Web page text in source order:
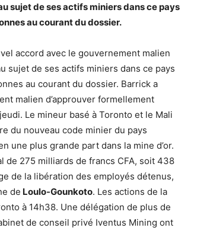
sujet de ses actifs miniers dans ce pays
au courant du dossier.
accord avec le gouvernement malien
sujet de ses actifs miniers dans ce pays
au courant du dossier. Barrick a
malien d’approuver formellement
Le mineur basé à Toronto et le Mali
du nouveau code minier du pays
une plus grande part dans la mine d’or.
de 275 milliards de francs CFA, soit 438
de la libération des employés détenus,
de Loulo-Gounkoto. Les actions de la
à 14h38. Une délégation de plus de
de conseil privé Iventus Mining ont